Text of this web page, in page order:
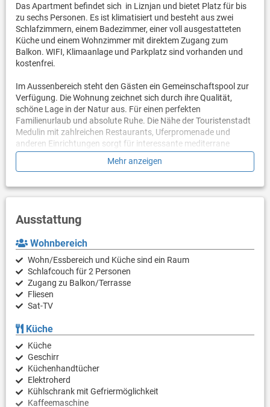
Das Apartment befindet sich in Liznjan und bietet Platz für bis
zu sechs Personen. Es ist klimatisiert und besteht aus zwei
Schlafzimmern, einem Badezimmer, einer voll ausgestatteten
Küche und einem Wohnzimmer mit direktem Zugang zum
Balkon. WIFI, Klimaanlage und Parkplatz sind vorhanden und
kostenfrei.
Im Aussenbereich steht den Gästen ein Gemeinschaftspool zur
Verfügung. Die Wohnung zeichnet sich durch ihre Qualität,
schöne Lage in der Natur aus. Für einen perfekten
Familienurlaub und absolute Ruhe. Die Nähe der Touristenstadt
Medulin mit zahlreichen Restaurants, Uferpromenade und
anderen Einrichtungen sorgt für interessante mediterrane
Abende Ihres Urlaubs.
Mehr anzeigen
Ausstattung
Wohnbereich
Wohn/Essbereich und Küche sind ein Raum
Schlafcouch für 2 Personen
Zugang zu Balkon/Terrasse
Fliesen
Sat-TV
Küche
Küche
Geschirr
Küchenhandtücher
Elektroherd
Kühlschrank mit Gefriermöglichkeit
Kaffeemaschine